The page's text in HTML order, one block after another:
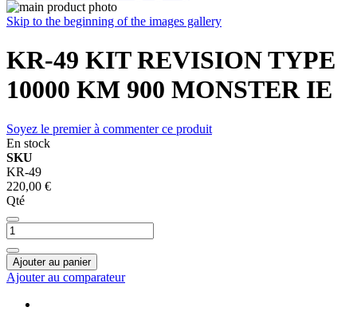
Skip to the beginning of the images gallery
KR-49 KIT REVISION TYPE
10000 KM 900 MONSTER IE
Soyez le premier à commenter ce produit
En stock
SKU
KR-49
220,00 €
Qté
Ajouter au panier
Ajouter au comparateur